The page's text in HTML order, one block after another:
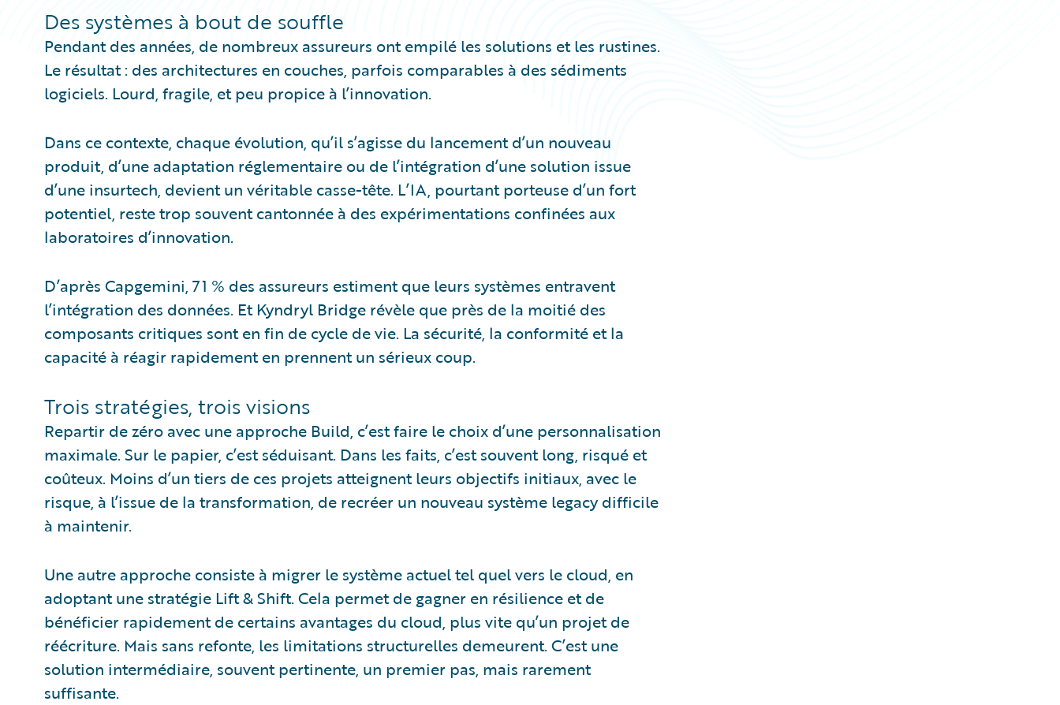
Des systèmes à bout de souffle
Pendant des années, de nombreux assureurs ont empilé les solutions et les rustines.
Le résultat : des architectures en couches, parfois comparables à des sédiments
logiciels. Lourd, fragile, et peu propice à l’innovation.
Dans ce contexte, chaque évolution, qu’il s’agisse du lancement d’un nouveau
produit, d’une adaptation réglementaire ou de l’intégration d’une solution issue
d’une insurtech, devient un véritable casse-tête. L’IA, pourtant porteuse d’un fort
potentiel, reste trop souvent cantonnée à des expérimentations confinées aux
laboratoires d’innovation.
D’après Capgemini, 71 % des assureurs estiment que leurs systèmes entravent
l’intégration des données. Et Kyndryl Bridge révèle que près de la moitié des
composants critiques sont en fin de cycle de vie. La sécurité, la conformité et la
capacité à réagir rapidement en prennent un sérieux coup.
Trois stratégies, trois visions
Repartir de zéro avec une approche Build, c’est faire le choix d’une personnalisation
maximale. Sur le papier, c’est séduisant. Dans les faits, c’est souvent long, risqué et
coûteux. Moins d’un tiers de ces projets atteignent leurs objectifs initiaux, avec le
risque, à l’issue de la transformation, de recréer un nouveau système legacy difficile
à maintenir.
Une autre approche consiste à migrer le système actuel tel quel vers le cloud, en
adoptant une stratégie Lift & Shift. Cela permet de gagner en résilience et de
bénéficier rapidement de certains avantages du cloud, plus vite qu’un projet de
réécriture. Mais sans refonte, les limitations structurelles demeurent. C’est une
solution intermédiaire, souvent pertinente, un premier pas, mais rarement
suffisante.